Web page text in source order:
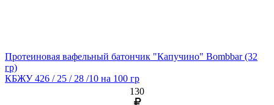
Протеиновая вафельный батончик "Капучино" Bombbar(32
гр)
КБЖУ 426 / 25 / 28 /10 на 100 гр
130